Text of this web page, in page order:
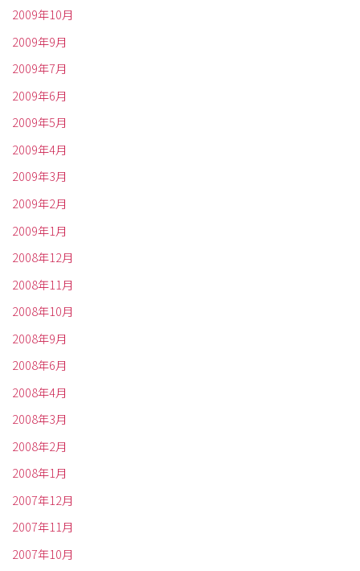
2009年10月
2009年9月
2009年7月
2009年6月
2009年5月
2009年4月
2009年3月
2009年2月
2009年1月
2008年12月
2008年11月
2008年10月
2008年9月
2008年6月
2008年4月
2008年3月
2008年2月
2008年1月
2007年12月
2007年11月
2007年10月